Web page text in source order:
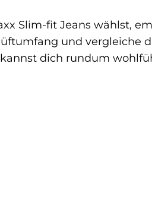
Slim-fit Jeans wählst,
und vergleiche
dich rundum